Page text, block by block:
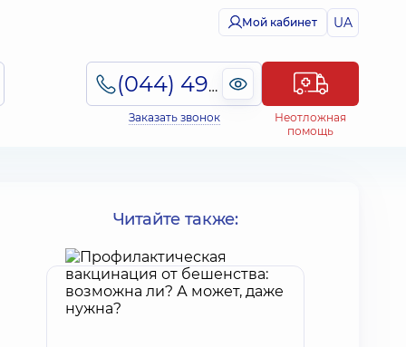
Мой кабинет UA
(044) 495-2-888
Заказать звонок
Неотложная
помощь
Читайте также: